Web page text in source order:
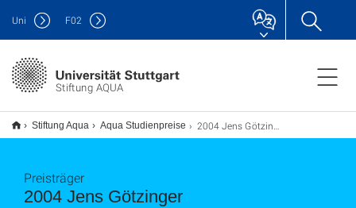
Stiftung AQUA
Uni F02
Stiftung Aqua Aqua Studienpreise 2004 Jens Götzinger
2004 Jens Götzinger
Preisträger